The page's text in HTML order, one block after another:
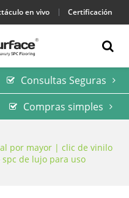
en vivo Certificación
Consultas Seguras
Compras simples
por mayor | clic de vinilo
de lujo para uso